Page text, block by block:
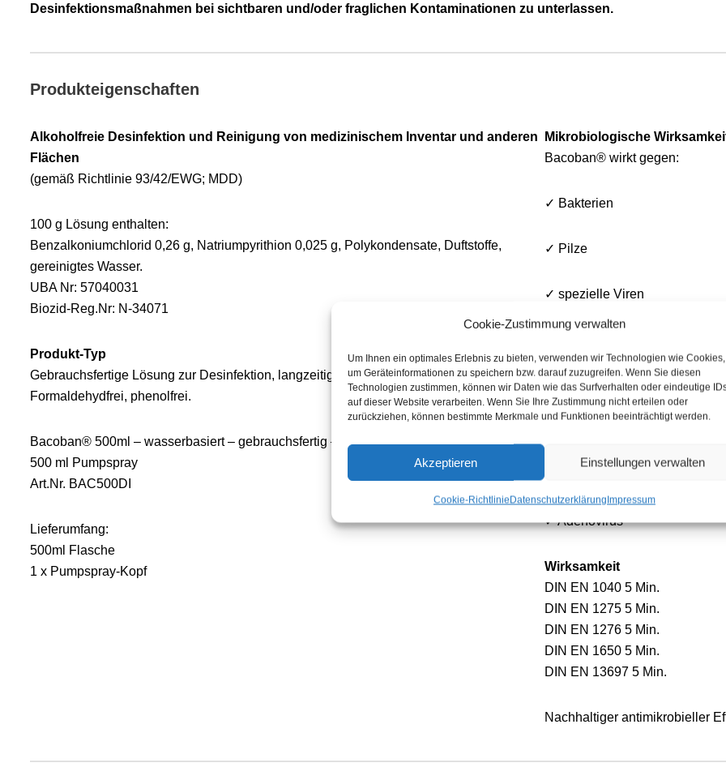
Cookie-Zustimmung verwalten
Um Ihnen ein optimales Erlebnis zu bieten, verwenden wir Technologien wie Cookies,
um Geräteinformationen zu speichern bzw. darauf zuzugreifen. Wenn Sie diesen
Technologien zustimmen, können wir Daten wie das Surfverhalten oder eindeutige
auf dieser Website verarbeiten. Wenn Sie Ihre Zustimmung nicht erteilen oder
zurückziehen, können bestimmte Merkmale und Funktionen beeinträchtigt werden.
Akzeptieren Einstellungen verwalten
Cookie-RichtlinieDatenschutzerklärungImpressum
Desinfektionsmaßnahmen bei sichtbaren und/oder fraglichen Kontaminationen zu unterlassen.
Produkteigenschaften
Alkoholfreie Desinfektion und Reinigung von medizinischem Inventar und anderen
Flächen
(gemäß Richtlinie 93/42/EWG; MDD)
100 g Lösung enthalten:
Benzalkoniumchlorid 0,26 g, Natriumpyrithion 0,025 g, Polykondensate, Duftstoffe,
gereinigtes Wasser.
UBA Nr: 57040031
Biozid-Reg.Nr: N-34071
Produkt-Typ
Gebrauchsfertige Lösung zur Desinfektion, langzeitig antimikrobieller Effekt.
Formaldehydfrei, phenolfrei.
Bacoban® 500ml – wasserbasiert – gebrauchsfertig –
500 ml Pumpspray
Art.Nr. BAC500DI
Lieferumfang:
500ml Flasche
1 x Pumpspray-Kopf
Mikrobiologische
Bacoban® wirkt gegen:
✓ Bakterien
✓ Pilze
✓ spezielle Viren
✓ Influenzavirus einschließlich
✓ Adenovirus
Wirksamkeit
DIN EN 1040 5 Min.
DIN EN 1275 5 Min.
DIN EN 1276 5 Min.
DIN EN 1650 5 Min.
DIN EN 13697 5 Min.
Nachhaltiger antimikrobieller